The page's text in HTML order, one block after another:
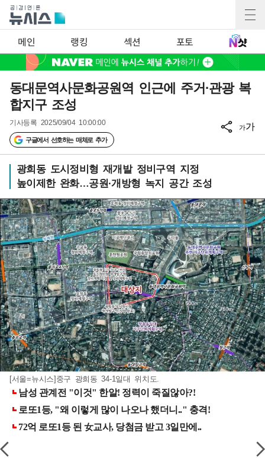
메인 랭킹 섹션 포토
동대문역사문화공원역 인근에 주거·관광 복
합지구 조성
기사등록 2025/09/04 10:00:00
구글에서 선호하는 매체로 추가
가가
광희동 도시정비형 재개발 정비구역 지정
높이제한 완화…공원·개방형 녹지 공간 조성
[서울=뉴시스]중구 광희동 34-1일대 위치도.